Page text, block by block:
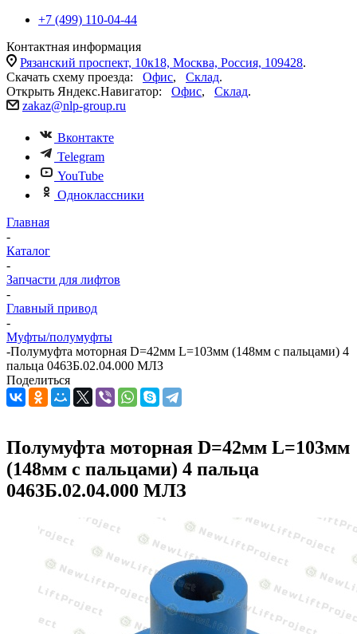
+7 (499) 110-04-44
Контактная информация
Рязанский проспект, 10к18, Москва, Россия, 109428.
Скачать схему проезда: Офис, Склад.
Открыть Яндекс.Навигатор: Офис, Склад.
zakaz@nlp-group.ru
Вконтакте
Telegram
YouTube
Одноклассники
Главная
-
Каталог
-
Запчасти для лифтов
-
Главный привод
-
Муфты/полумуфты
-Полумуфта моторная D=42мм L=103мм (148мм с пальцами) 4
пальца 0463Б.02.04.000 МЛЗ
Поделиться
Полумуфта моторная D=42мм L=103мм
(148мм с пальцами) 4 пальца
0463Б.02.04.000 МЛЗ